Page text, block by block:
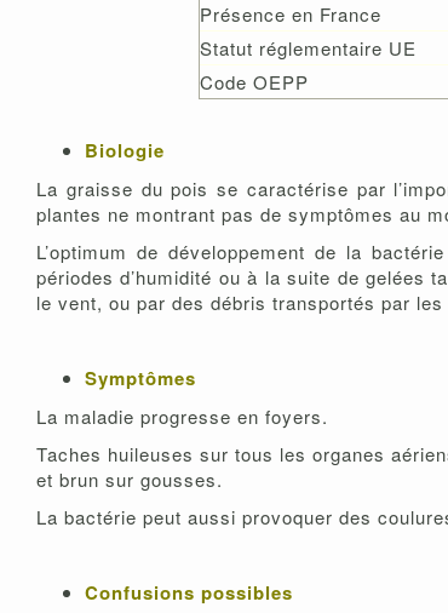
Présence en France
Statut réglementaire UE
Code OEPP
Biologie
La graisse du pois se caractérise par
plantes ne montrant pas de symptômes au
L’optimum de développement de la
périodes d’humidité ou à la suite de gelées
le vent, ou par des débris transportés par les
Symptômes
La maladie progresse en foyers.
Taches huileuses sur tous les organes
et brun sur gousses.
La bactérie peut aussi provoquer des
Confusions possibles